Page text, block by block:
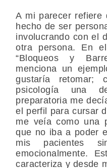
A mi parecer refiere
hecho de ser
involucrando con el
otra persona. En
“Bloqueos y
menciona un
gustaría retomar;
psicología una
preparatoria me
el perfil para cursar
me veía como una
que no iba a poder
mis pacientes
emocionalmente.
caracteriza y desde